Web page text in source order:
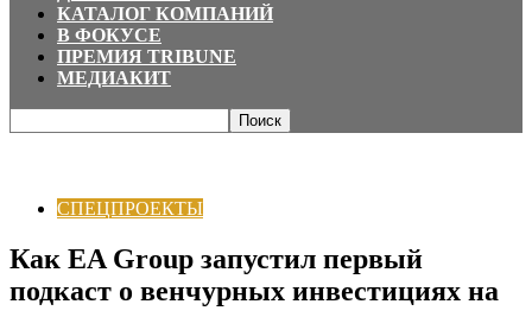
КАТАЛОГ КОМПАНИЙ
В ФОКУСЕ
ПРЕМИЯ TRIBUNE
МЕДИАКИТ
СПЕЦПРОЕКТЫ
Как EA Group запустил первый
подкаст о венчурных инвестициях на